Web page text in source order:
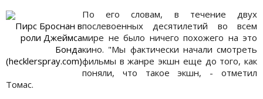
Пирс Броснан в
роли Джеймса
Бонда
(hecklerspray.com)
По его словам, в течение двух
послевоенных десятилетий во всем
мире не было ничего похожего на это
кино. "Мы фактически начали смотреть
фильмы в жанре экшн еще до того, как
поняли, что такое экшн, - отметил
Томас.